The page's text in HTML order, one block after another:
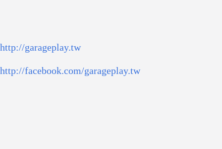
http://garageplay.tw
http://facebook.com/garageplay.tw